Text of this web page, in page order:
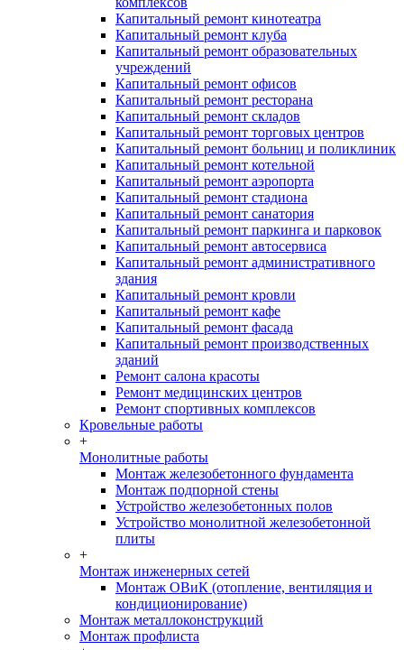
Капитальный ремонт кинотеатра
Капитальный ремонт клуба
Капитальный ремонт образовательных
учреждений
Капитальный ремонт офисов
Капитальный ремонт ресторана
Капитальный ремонт складов
Капитальный ремонт торговых центров
Капитальный ремонт больниц и поликлиник
Капитальный ремонт котельной
Капитальный ремонт аэропорта
Капитальный ремонт стадиона
Капитальный ремонт санатория
Капитальный ремонт паркинга и парковок
Капитальный ремонт автосервиса
Капитальный ремонт административного
здания
Капитальный ремонт кровли
Капитальный ремонт кафе
Капитальный ремонт фасада
Капитальный ремонт производственных
зданий
Ремонт салона красоты
Ремонт медицинских центров
Ремонт спортивных комплексов
Кровельные работы
+
Монолитные работы
Монтаж железобетонного фундамента
Монтаж подпорной стены
Устройство железобетонных полов
Устройство монолитной железобетонной
плиты
+
Монтаж инженерных сетей
Монтаж ОВиК (отопление, вентиляция и
кондиционирование)
Монтаж металлоконструкций
Монтаж профлиста